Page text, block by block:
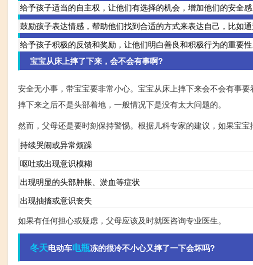
给予孩子适当的自主权，让他们有选择的机会，增加他们的安全感
鼓励孩子表达情感，帮助他们找到合适的方式来表达自己，比如通
给予孩子积极的反馈和奖励，让他们明白善良和积极行为的重要性
宝宝从床上摔了下来，会不会有事啊?
安全无小事，带宝宝要非常小心。宝宝从床上摔下来会不会有事
摔下来之后不是头部着地，一般情况下是没有太大问题的。
然而，父母还是要时刻保持警惕。根据儿科专家的建议，如果宝
持续哭闹或异常烦躁
呕吐或出现意识模糊
出现明显的头部肿胀、淤血等症状
出现抽搐或意识丧失
如果有任何担心或疑虑，父母应该及时就医咨询专业医生。
冬天电动车电瓶冻的很冷不小心又摔了一下会坏吗?